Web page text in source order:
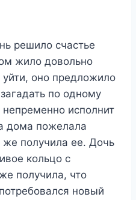
решило счастье
жило довольно
оно предложило
по одному
исполнит
дома пожелала
же получила ее. Дочь
кольцо с
получила, что
новый